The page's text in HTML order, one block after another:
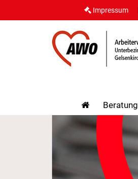
Impressum